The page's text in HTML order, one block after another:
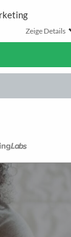
0
Zeige Details